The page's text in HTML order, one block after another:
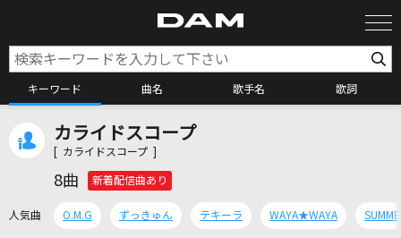
キーワード 曲名 歌手名 歌詞
カラオケ検索
カライドスコープ
[ カライドスコープ ]
8曲 新着配信曲あり
人気曲 O.M.G ずっきゅん テキーラ WAYA★WAYA